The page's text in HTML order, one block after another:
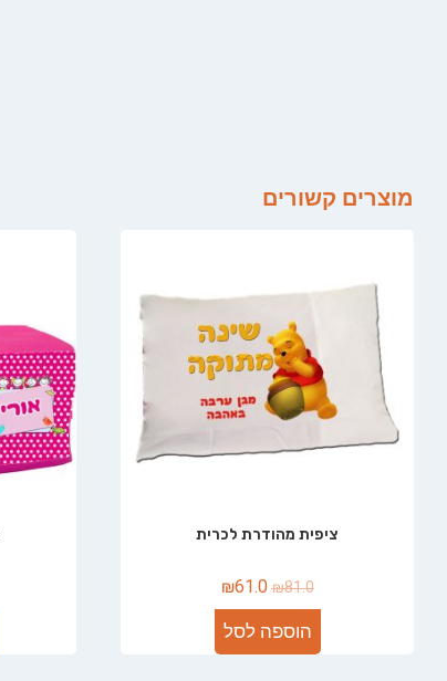
מוצרים קשורים
ציפית מהודרת לכרית
₪81.0
₪61.0
הוספה לסל